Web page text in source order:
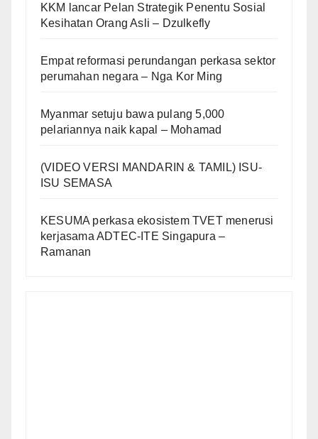
KKM lancar Pelan Strategik Penentu Sosial
Kesihatan Orang Asli – Dzulkefly
Empat reformasi perundangan perkasa sektor
perumahan negara – Nga Kor Ming
Myanmar setuju bawa pulang 5,000
pelariannya naik kapal – Mohamad
(VIDEO VERSI MANDARIN & TAMIL) ISU-
ISU SEMASA
KESUMA perkasa ekosistem TVET menerusi
kerjasama ADTEC-ITE Singapura –
Ramanan